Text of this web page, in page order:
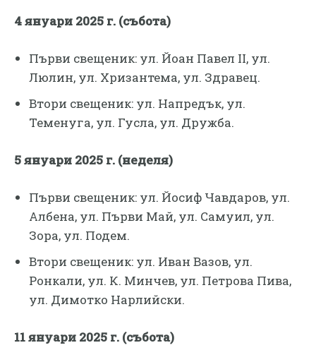
4 януари 2025 г. (събота)
Първи свещеник: ул. Йоан Павел II, ул.
Люлин, ул. Хризантема, ул. Здравец.
Втори свещеник: ул. Напредък, ул.
Теменуга, ул. Гусла, ул. Дружба.
5 януари 2025 г. (неделя)
Първи свещеник: ул. Йосиф Чавдаров, ул.
Албена, ул. Първи Май, ул. Самуил, ул.
Зора, ул. Подем.
Втори свещеник: ул. Иван Вазов, ул.
Ронкали, ул. К. Минчев, ул. Петрова Пива,
ул. Димотко Нарлийски.
11 януари 2025 г. (събота)